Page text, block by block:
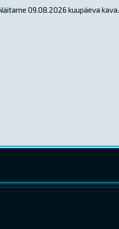
09.08.2026 kuupäeva kava.